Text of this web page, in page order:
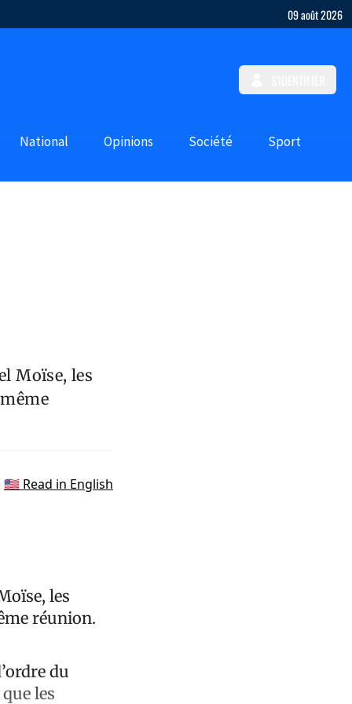
09 août 2026
National Opinions Société Sport
Moïse, les
🇺🇸 Read in English
les
réunion.
du
les